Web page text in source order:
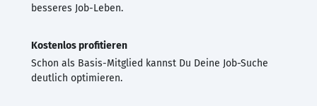
besseres Job-Leben.
Kostenlos profitieren
Schon als Basis-Mitglied kannst Du Deine Job-Suche
deutlich optimieren.